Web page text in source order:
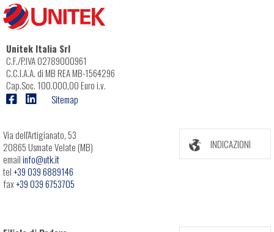
Unitek Italia Srl
C.F./P.IVA 02789000961
C.C.I.A.A. di MB REA MB-1564296
Cap.Soc. 100.000,00 Euro i.v.
Sitemap
Via dell'Artigianato, 53
20865 Usmate Velate (MB)
emailinfo@utk.it
tel+39 039 6889146
fax+39 039 6753705
INDICAZIONI